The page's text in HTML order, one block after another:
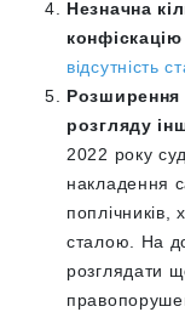
Незначна
відсутність
розгляду
2022 року
накладення
поплічників,
сталою. На
розглядати